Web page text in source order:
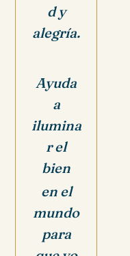
d y
alegría.
Ayuda
a
ilumina
r el
bien
en el
mundo
para